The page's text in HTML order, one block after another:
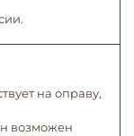
на оправу,
возможен